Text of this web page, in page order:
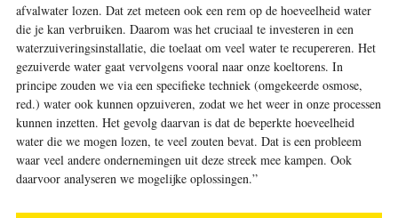
afvalwater lozen. Dat zet meteen ook een rem op de hoeveelheid water
die je kan verbruiken. Daarom was het cruciaal te investeren in een
waterzuiveringsinstallatie, die toelaat om veel water te recupereren. Het
gezuiverde water gaat vervolgens vooral naar onze koeltorens. In
principe zouden we via een specifieke techniek (omgekeerde osmose,
red.) water ook kunnen opzuiveren, zodat we het weer in onze processen
kunnen inzetten. Het gevolg daarvan is dat de beperkte hoeveelheid
water die we mogen lozen, te veel zouten bevat. Dat is een probleem
waar veel andere ondernemingen uit deze streek mee kampen. Ook
daarvoor analyseren we mogelijke oplossingen.”